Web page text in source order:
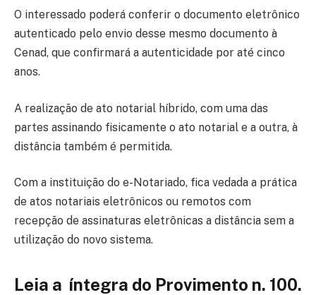
O interessado poderá conferir o documento eletrônico
autenticado pelo envio desse mesmo documento à
Cenad, que confirmará a autenticidade por até cinco
anos.
A realização de ato notarial híbrido, com uma das
partes assinando fisicamente o ato notarial e a outra, à
distância também é permitida.
Com a instituição do e-Notariado, fica vedada a prática
de atos notariais eletrônicos ou remotos com
recepção de assinaturas eletrônicas a distância sem a
utilização do novo sistema.
Leia a íntegra do Provimento n. 100.